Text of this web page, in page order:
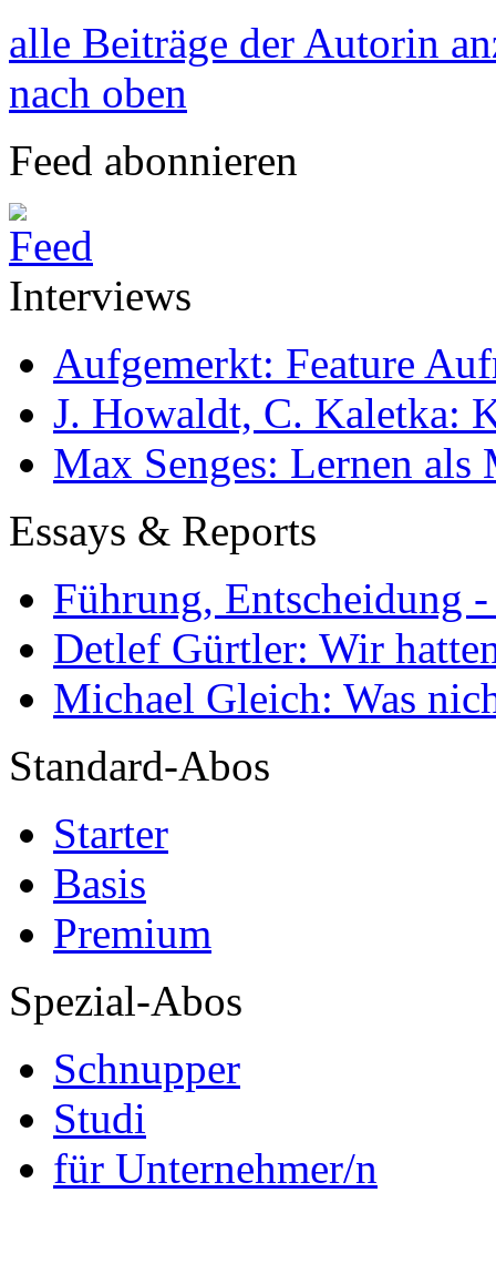
alle Beiträge der Autorin
nach oben
Feed abonnieren
Interviews
Aufgemerkt: Feature
J. Howaldt, C. Kaletka:
Max Senges: Lernen als
Essays & Reports
Führung, Entscheidung
Detlef Gürtler: Wir
Michael Gleich: Was
Standard-Abos
Starter
Basis
Premium
Spezial-Abos
Schnupper
Studi
für Unternehmer/n